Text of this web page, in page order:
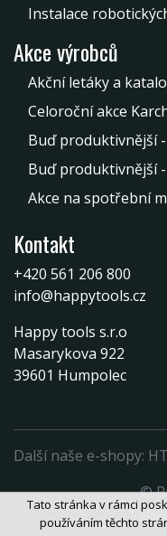
Instalace
Akce výrobců
Akční letáky a
Celoroční akce
Buď produktivnější
Buď produktivnější
Akce na spotřební
Kontakt
+420 561 206 800
info@happytools.cz
Happy tools s.r.o
Masarykova 922
39601 Humpolec
Další naše e-shopy:
©
Tato stránka v rámci
používáním těchto